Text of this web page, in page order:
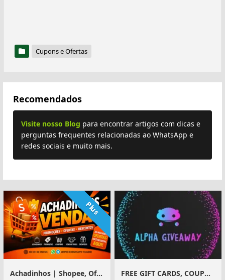
Cupons e Ofertas
Recomendados
Visite nosso Blog para encontrar artigos com dicas e
perguntas frequentes relacionadas ao WhatsApp e
redes sociais e muito mais.
Plus
Achadinhos | Shopee, Ofertas e Divulgação
FREE GIFT CARDS, COUPONS, PHONES GIVEAWAY